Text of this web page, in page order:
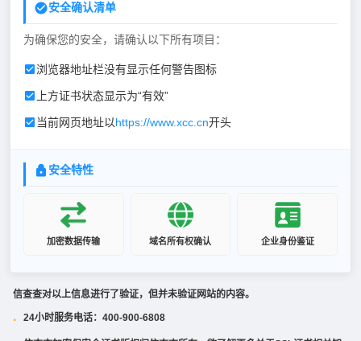
安全确认清单
为确保您的安全，请确认以下所有项目：
浏览器地址栏没有显示任何警告图标
上方证书状态显示为“有效”
当前网页地址以https://www.xcc.cn开头
安全特性
加密数据传输 域名所有权确认 企业身份鉴证
信查查对以上信息进行了验证，但并未验证网站的内容。
· 24小时服务电话：400-900-6808